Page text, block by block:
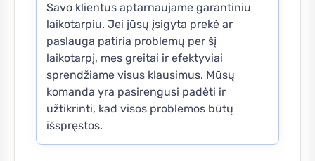
Savo klientus aptarnaujame garantiniu
laikotarpiu. Jei jūsų įsigyta prekė ar
paslauga patiria problemų per šį
laikotarpį, mes greitai ir efektyviai
sprendžiame visus klausimus. Mūsų
komanda yra pasirengusi padėti ir
užtikrinti, kad visos problemos būtų
išspręstos.